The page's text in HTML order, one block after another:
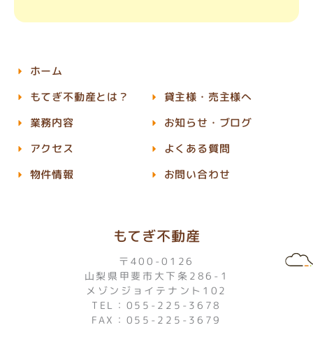
もてぎ不動産
〒400-0126
山梨県甲斐市大下条286-1
メゾンジョイテナント102
TEL：055-225-3678
FAX：055-225-3679
ホーム
もてぎ不動産とは？
業務内容
アクセス
物件情報
貸主様・売主様へ
お知らせ・ブログ
よくある質問
お問い合わせ